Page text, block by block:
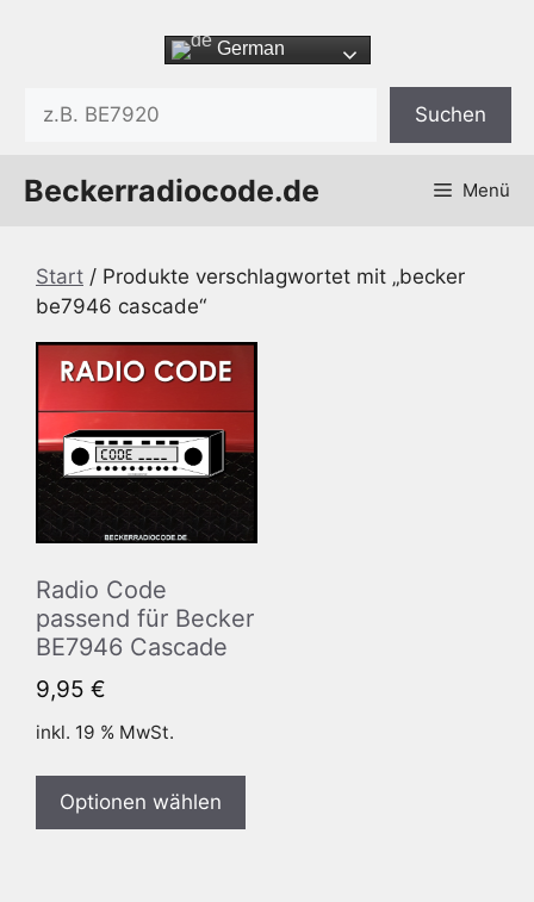
German
Suchen
Beckerradiocode.de Menü
Start / Produkte verschlagwortet mit „becker
be7946 cascade“
Radio Code
passend für Becker
BE7946 Cascade
9,95 €
inkl. 19 % MwSt.
Optionen wählen